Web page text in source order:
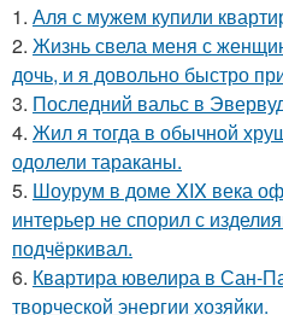
1. Аля с мужем купили
2. Жизнь свела меня с
дочь, и я довольно быстро
3. Последний вальс в
4. Жил я тогда в обычной
одолели тараканы.
5. Шоурум в доме XIX века
интерьер не спорил с
подчёркивал.
6. Квартира ювелира в Сан-
творческой энергии хозяйки.